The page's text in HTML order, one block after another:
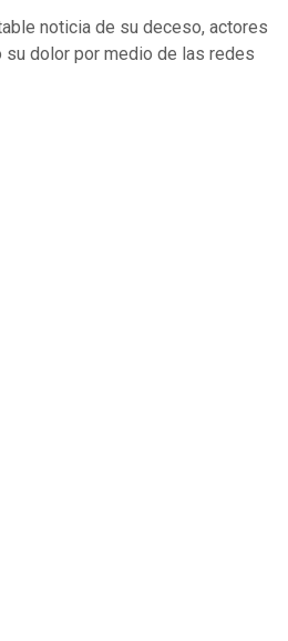
noticia de su deceso, actores
su dolor por medio de las redes